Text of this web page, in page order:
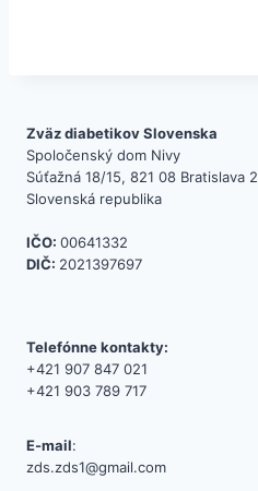
Zväz diabetikov Slovenska
Spoločenský dom Nivy
Súťažná 18/15, 821 08 Bratislava 2
Slovenská republika
IČO: 00641332
DIČ: 2021397697
Telefónne kontakty:
+421 907 847 021
+421 903 789 717
E-mail:
zds.zds1@gmail.com